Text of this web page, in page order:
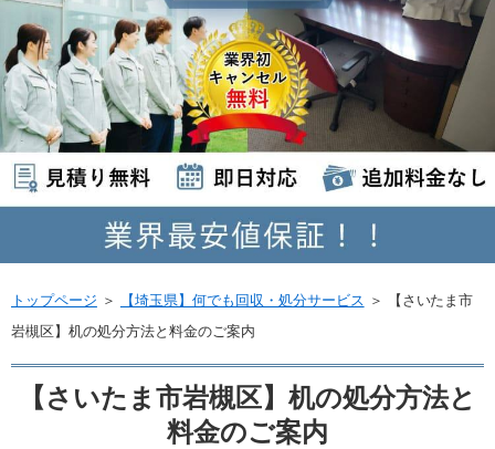
トップページ ＞ 【埼玉県】何でも回収・処分サービス ＞
【さいたま市
岩槻区】机の処分方法と料金のご案内
【さいたま市岩槻区】机の処分方法と
料金のご案内